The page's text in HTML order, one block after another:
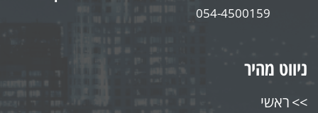
054-4500159
ניווט מהיר
ראשי